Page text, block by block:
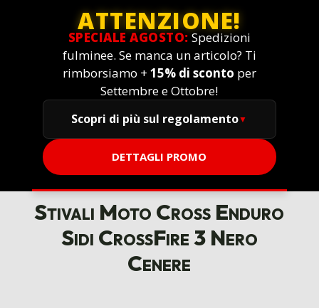
ATTENZIONE!
SPECIALE AGOSTO: Spedizioni
fulminee. Se manca un articolo? Ti
rimborsiamo + 15% di sconto per
Settembre e Ottobre!
Scopri di più sul regolamento
DETTAGLI PROMO
Stivali Moto Cross Enduro
Sidi CrossFire 3 Nero
Cenere